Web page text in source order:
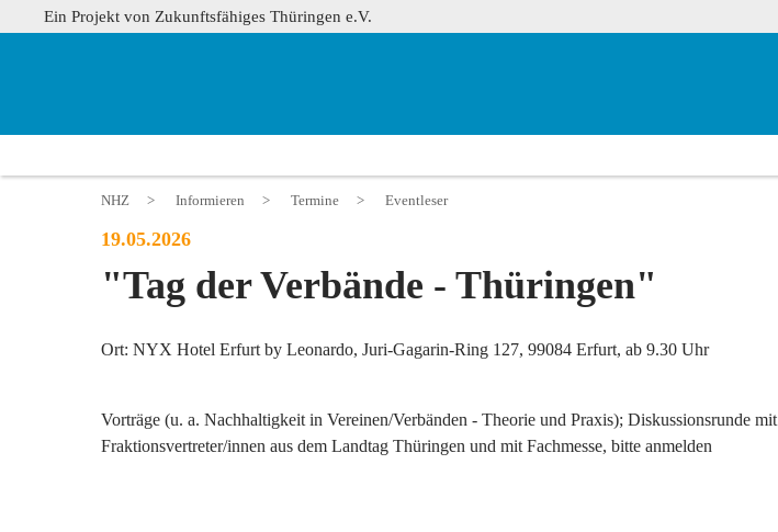
Ein Projekt von Zukunftsfähiges Thüringen e.V.
NHZ > Informieren > Termine > Eventleser
19.05.2026
"Tag der Verbände - Thüringen"
Ort: NYX Hotel Erfurt by Leonardo, Juri-Gagarin-Ring 127, 99084 Erfurt, ab 9.30 Uhr
Vorträge (u. a. Nachhaltigkeit in Vereinen/Verbänden - Theorie und Praxis); Diskussionsrunde mit
Fraktionsvertreter/innen aus dem Landtag Thüringen und mit Fachmesse, bitte anmelden